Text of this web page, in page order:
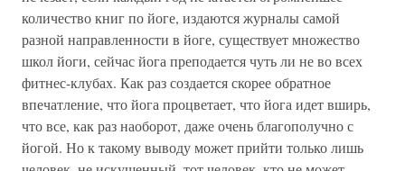
количество книг по йоге, издаются журналы самой
разной направленности в йоге, существует множество
школ йоги, сейчас йога преподается чуть ли не во всех
фитнес-клубах. Как раз создается скорее обратное
впечатление, что йога процветает, что йога идет вширь,
что все, как раз наоборот, даже очень благополучно с
йогой. Но к такому выводу может прийти только лишь